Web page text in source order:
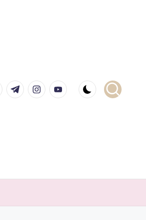
t.me instagram.com
youtube.com